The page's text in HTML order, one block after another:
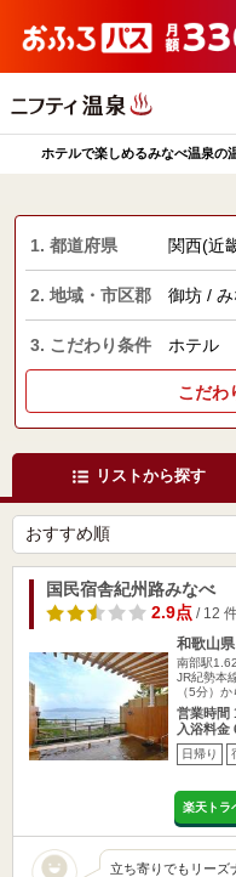
ホテルで楽しめるみなべ温泉の
1. 都道府県 関西(近
2. 地域・市区郡 御坊 /
3. こだわり条件 ホテル
こだわ
リストから探す
国民宿舎紀州路みなべ
2.9点/ 12
和歌山
南部駅
JR紀勢本
（5分）か
営業時間
入浴料金
日帰り
楽天トラ
立ち寄りでもリーズ